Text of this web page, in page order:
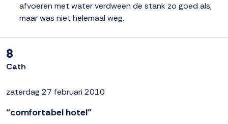
afvoeren met water verdween de stank zo goed als,
maar was niet helemaal weg.
8
Cath
zaterdag 27 februari 2010
“comfortabel hotel”